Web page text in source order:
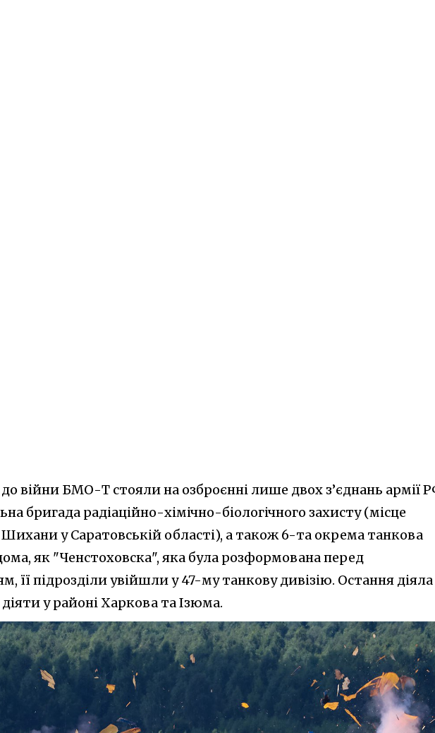
війни БМО-Т стояли на озброєнні лише двох з’єднань армії
бригада радіаційно-хімічно-біологічного захисту (місце
Шихани у Саратовській області), а також 6-та окрема танкова
як "Ченстоховска", яка була розформована перед
її підрозділи увійшли у 47-му танкову дивізію. Остання
у районі Харкова та Ізюма.